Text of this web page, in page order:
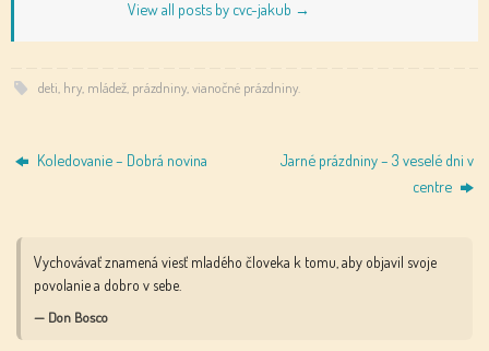
View all posts by cvc-jakub →
deti, hry, mládež, prázdniny,vianočné prázdniny.
Koledovanie – Dobrá novina
Jarné prázdniny – 3 veselé dni v
centre
Vychovávať znamená viesť mladého človeka k tomu, aby objavil svoje
povolanie a dobro v sebe.
— Don Bosco